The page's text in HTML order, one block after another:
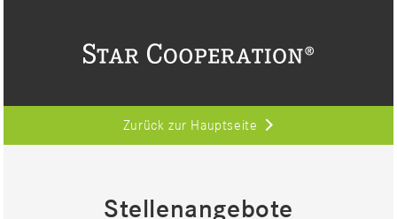
Zurück zur Hauptseite
Stellenangebote